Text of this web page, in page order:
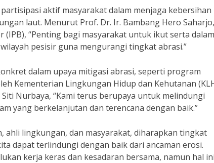
aktif masyarakat dalam menjaga kebersihan
laut. Menurut Prof. Dr. Ir. Bambang Hero Saharjo,
“Penting bagi masyarakat untuk ikut serta dalam
pesisir guna mengurangi tingkat abrasi.”
dalam upaya mitigasi abrasi, seperti program
Kementerian Lingkungan Hidup dan Kehutanan
Nurbaya, “Kami terus berupaya untuk melindungi
yang berkelanjutan dan terencana dengan baik.”
lingkungan, dan masyarakat, diharapkan tingkat
dapat terlindungi dengan baik dari ancaman erosi.
kerja keras dan kesadaran bersama, namun hal ini